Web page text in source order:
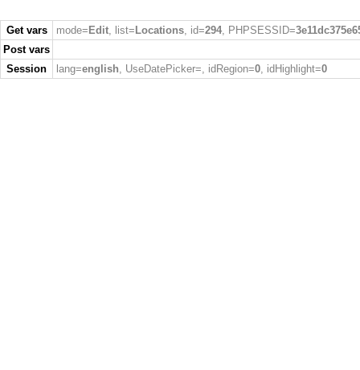
Get vars mode= Edit, list= Locations, id=294, PHPSESSID=
Post vars
Session
lang=english, UseDatePicker=, idRegion=0, idHighlight=0